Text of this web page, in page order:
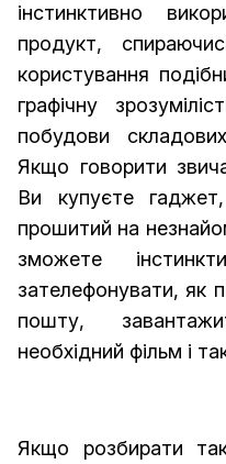
інстинктивно
продукт,
користування
графічну
побудови
Якщо говорити
Ви купуєте
прошитий на
зможете
зателефонувати, як
пошту,
необхідний фільм і
Якщо розбирати